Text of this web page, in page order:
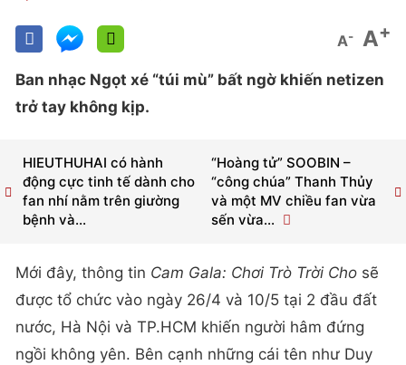
A- A+
Ban nhạc Ngọt xé “túi mù” bất ngờ khiến netizen
trở tay không kịp.
“Hoàng tử” SOOBIN –
“công chúa” Thanh Thủy
và một MV chiều fan vừa
sến vừa...
HIEUTHUHAI có hành
động cực tinh tế dành cho
fan nhí nằm trên giường
bệnh và...
Mới đây, thông tin Cam Gala: Chơi Trò Trời Cho sẽ
được tổ chức vào ngày 26/4 và 10/5 tại 2 đầu đất
nước, Hà Nội và TP.HCM khiến người hâm đứng
ngồi không yên. Bên cạnh những cái tên như Duy